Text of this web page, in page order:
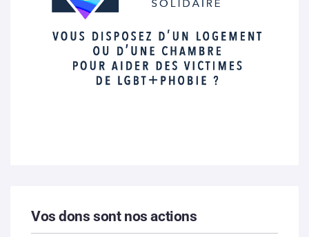
Vos dons sont nos actions